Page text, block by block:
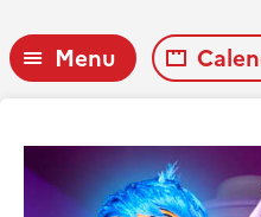
Menu